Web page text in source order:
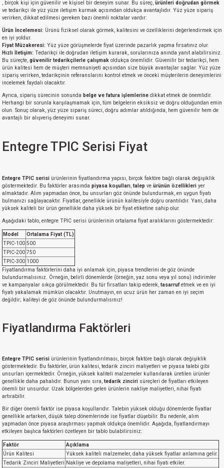
, birçok kişi için güvenilir ve kişisel bir deneyim sunar. Bu süreç, ürünleri doğrudan görmek
ve tedarikçi ile yüz yüze iletişim kurmak açısından oldukça avantajlıdır. Yüz yüze sipariş
verirken, dikkat edilmesi gereken bazı önemli noktalar vardır:
Ürün İncelemesi: Ürünü fiziksel olarak görmek, kalitesini ve özelliklerini değerlendirmek için
en iyi yoldur.
Fiyat Müzakeresi: Yüz yüze görüşmelerde fiyat üzerinde pazarlık yapma fırsatınız olur.
Hızlı İletişim: Tedarikçi ile doğrudan iletişim kurarak, sorularınıza anında yanıt alabilirsiniz.
Bu süreçte, güvenilir tedarikçilerle çalışmak oldukça önemlidir. Güvenilir bir tedarikçi, hem
ürün kalitesi hem de müşteri memnuniyeti açısından size büyük avantajlar sağlar. Yüz yüze
sipariş verirken, tedarikçinin referanslarını kontrol etmek ve önceki müşterilerin deneyimlerini
incelemek faydalı olacaktır.
Ayrıca, sipariş sürecinin sonunda belge ve fatura işlemlerine dikkat etmek de önemlidir.
Herhangi bir sorunla karşılaşmamak için, tüm belgelerin eksiksiz ve doğru olduğundan emin
olun. Sonuç olarak, yüz yüze sipariş süreci, doğru adımlar atıldığında, hem güvenilir hem de
avantajlı bir alışveriş deneyimi sunar.
Entegre TPIC Serisi Fiyat
Entegre TPIC serisi ürünlerinin fiyatlandırma yapısı, birçok faktöre bağlı olarak değişiklik
göstermektedir. Bu faktörler arasında piyasa koşulları talep ve ürünün özellikleri yer
almaktadır. Alım yapmadan önce, bu unsurları göz önünde bulundurmak, en uygun fiyatı
bulmanızı sağlayacaktır. Fiyatlar, genellikle ürünün kalitesiyle doğru orantılıdır. Yani, daha
yüksek kaliteli bir ürün genellikle daha yüksek bir fiyat etiketine sahip olur.
Aşağıdaki tablo, entegre TPIC serisi ürünlerinin ortalama fiyat aralıklarını göstermektedir:
Model
Ortalama Fiyat (TL)
TPIC-100 500
TPIC-200 750
TPIC-300 1000
Fiyatlandırma faktörlerini daha iyi anlamak için, piyasa trendlerini de göz önünde
bulundurmalısınız. Örneğin, belirli dönemlerde (örneğin, yaz sonu veya yıl sonu) indirimler
ve kampanyalar sıkça görülmektedir. Bu tür fırsatları takip ederek, tasarrufetmek ve en iyi
fiyatı yakalamak mümkün olacaktır. Unutmayın, en ucuz ürün her zaman en iyi seçim
değildir; kaliteyi de göz önünde bulundurmalısınız!
Fiyatlandırma Faktörleri
Entegre TPIC serisi ürünlerinin fiyatlandırılması, birçok faktöre bağlı olarak değişiklik
göstermektedir. Bu faktörler, ürün kalitesi, tedarik zinciri maliyetleri ve piyasa talebi gibi
unsurları içermektedir. Örneğin, yüksek kaliteli malzemeler kullanılarak üretilen ürünler
genellikle daha pahalıdır. Bunun yanı sıra, tedarik zinciri süreçleri de fiyatları etkileyen
önemli bir unsurdur. Uzak bölgelerden gelen ürünlerin nakliye maliyetleri, nihai fiyatı
artırabilir.
Bir diğer önemli faktör ise piyasa koşullarıdır. Talebin yüksek olduğu dönemlerde fiyatlar
genellikle artarken, düşük talep dönemlerinde ise fiyatlar düşebilir. Bu nedenle, alım
yapmadan önce piyasa araştırması yapmak oldukça önemlidir. Aşağıda, fiyatlandırmayı
etkileyen başlıca faktörleri özetleyen bir tablo bulabilirsiniz:
Faktör
Açıklama
Ürün Kalitesi
Yüksek kaliteli malzemeler, daha yüksek fiyatlar anlamına gelir.
Tedarik Zinciri Maliyetleri Nakliye ve depolama maliyetleri, nihai fiyatı etkiler.